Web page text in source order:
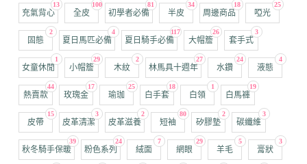
13
充氣背心
100
全皮
81
初學者必備
34
半皮
18
周邊商品
25
啞光
2
固態
4
夏日馬匹必備
117
夏日騎手必備
26
大帽簷
3
套手式
1
女童休閒
29
小帽簷
2
木紋
27
林馬具十週年
24
水鑽
4
液態
44
熱賣款
17
玫瑰金
25
瑜珈
18
白手套
1
白領
19
白馬褲
15
皮帶
3
皮革清潔
2
皮革滋養
80
短袖
2
矽膠墊
3
碳纖維
39
秋冬騎手保暖
24
粉色系列
7
絨面
29
網眼
5
羊毛
3
膏狀